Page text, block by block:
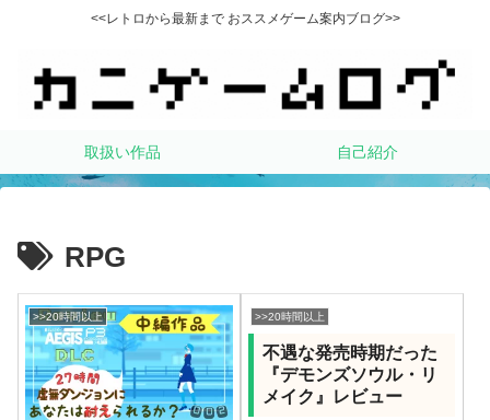
<<レトロから最新まで おススメゲーム案内ブログ>>
取扱い作品 自己紹介
RPG
>>20時間以上 >>20時間以上
不遇な発売時期だった
『デモンズソウル・リ
メイク』レビュー